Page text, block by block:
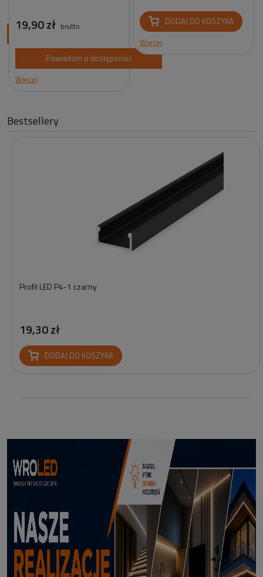
19,90 zł brutto
Powiadom o dostępności
Więcej
DODAJ DO KOSZYKA
Więcej
Bestsellery
Profil LED P4-1 czarny
19,30 zł
DODAJ DO KOSZYKA
Reflektor Solarny Zewnętrzny LED z Bolcem Meillion 3000K